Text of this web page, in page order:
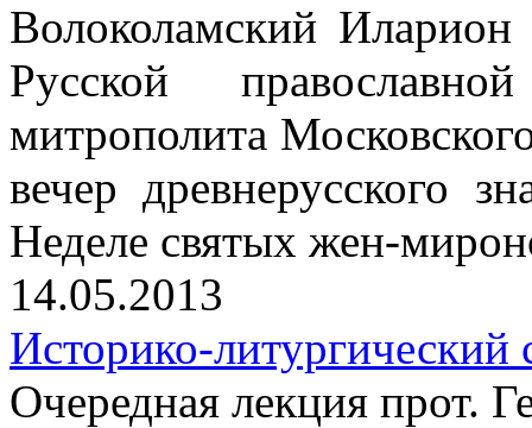
Волоколамский Иларион
Русской
митрополита
вечер древнерусского
Неделе святых жен-
14.05.2013
Историко-литургический
Очередная лекция прот.